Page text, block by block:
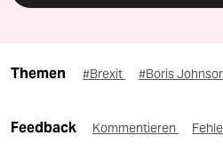
Themen #Brexit #Boris
Feedback Kommentieren